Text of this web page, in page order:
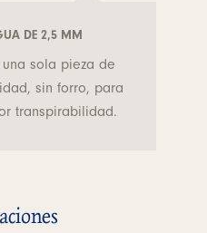
DE 2,5 MM
sola pieza de
sin forro, para
transpirabilidad.